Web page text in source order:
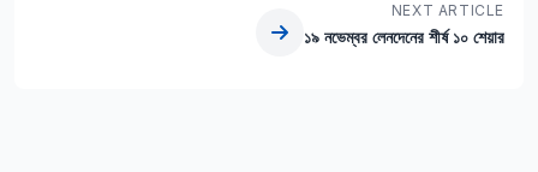
NEXT ARTICLE
১৯ নভেম্বর লেনদেনের শীর্ষ ১০ শেয়ার